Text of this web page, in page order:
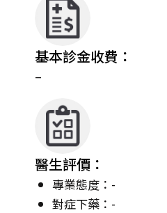
基本診金收費：
–
醫生評價：
專業態度：-
對症下藥：-